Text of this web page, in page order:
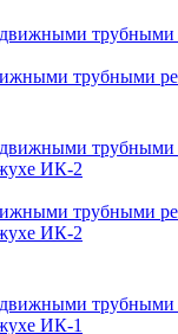
трубными
трубными
ИК-2